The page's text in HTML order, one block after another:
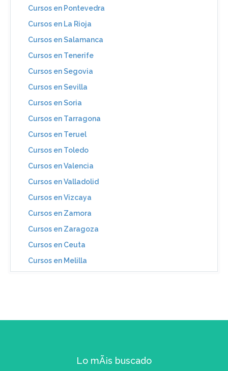
Cursos en Pontevedra
Cursos en La Rioja
Cursos en Salamanca
Cursos en Tenerife
Cursos en Segovia
Cursos en Sevilla
Cursos en Soria
Cursos en Tarragona
Cursos en Teruel
Cursos en Toledo
Cursos en Valencia
Cursos en Valladolid
Cursos en Vizcaya
Cursos en Zamora
Cursos en Zaragoza
Cursos en Ceuta
Cursos en Melilla
Lo mÃ¡s buscado